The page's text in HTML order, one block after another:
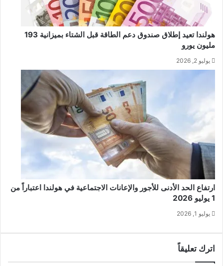
هولندا تعيد إطلاق صندوق دعم الطاقة قبل الشتاء بميزانية 193
مليون يورو
يوليو 2, 2026
ارتفاع الحد الأدنى للأجور والإعانات الاجتماعية في هولندا اعتباراً من
1 يوليو 2026
يوليو 1, 2026
اترك تعليقاً